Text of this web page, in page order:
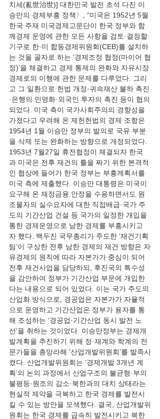
치세(亂世治世)] 대한민국 발전 초석 다진 이
승만의 경제부흥 정책〉, “미국은 1952년 5월
한국 주재 미국경제고문단이 한국 정부와 함
께경제 운영에 관한 모든 사항을 검토·결정할
기구로 한·미 합동경제위원회(CEB)를 설치하
는 것을 골자로 하는 ‘경제조정 협정(마이어 협
정)’을 체결하고 경제 통제의 완화와 자유시장
경제로의 이행에 관한 문제를 다루었다. 그리
고 그 일환으로 헌법 개정·귀속재산 불하 촉진
·은행의 민영화·외국인 투자의 촉진 등이 협의
되었다. 미국 측이 국가사회주의의 경향성을
가졌다고 우려해 온 제헌헌법의 경제 조항은
1954년 1월 이승만 정부의 발의로 국유 부분
을 삭제 또는 완화하는 방향으로 개정되었다.
1953년 7월27일 휴전협정이 체결되자 한국
과 미국은 전후 재건의 틀을 짜기 위한 본격적
인 협상에 들어가 한국 정부는 부흥계획서를
미국 측에 제출했다. 이승만 대통령은 미국이
요구해 온 재정금융 안정을 수용하면서도 원
조물자의 실수요자에 대한 직접배급·국가 주
도의 기간산업 건설 등 국가의 일정한 개입을
통한 경제운영으로 남한 경제를 부흥시키고
자 했다. 백두진 국무총리가 주도한 ‘재건기획
팀’이 구상한 전후 남한 경제의 재건 방향은 자
유경제의 원칙에 따라 자본가가 중심이 되어
전후 재건사업을 담당하되, 후진국의 특수성
을 감안하여 정부가 기간산업 부문에 개입한
다는 내용으로 되어 있었다. 이는 국가 주도의
산업화 방식으로, 경공업은 자본가가 자율적
으로 운영하고 기간산업은 정부가 융자를 통
해 조성하는 ‘경공업·기간산업 동시 발전 노
선’을 취하는 것이었다. 이승만정부는 경제개
발계획을 추진하기 위해 정·재계와 학계의 전
문가들을 총망라해 ‘산업개발위원회’를 발족시
켰다. 산업개발위원회는 ‘경제개발 3개년 계
획’의 논의 과정에서 산업구조의 불균형·부의
불평등·원조의 감소·북한과의 대치 상태라는
현실적 제약을 극복하고 한국 경제를 발전시
킬 수 있는 방안을 모색했다. 결국, 산업개발위
원회는 한국 경제를 급속히 발전시키고 북한